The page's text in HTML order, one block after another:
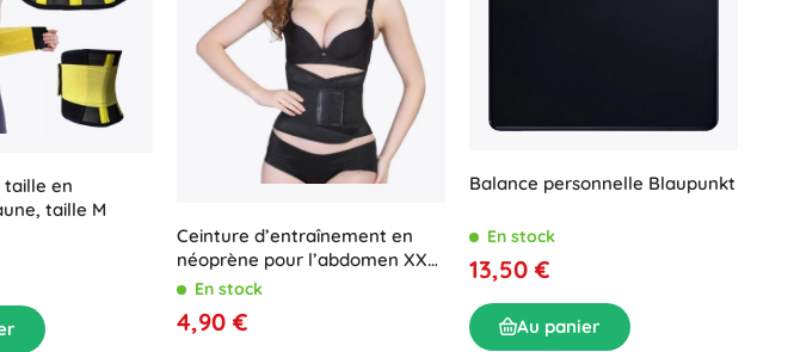
taille en
taille M
Ceinture d’entraînement en
néoprène pour l’abdomen XXL
– noir
En stock
4,90 €
Balance personnelle Blaupunkt
En stock
13,50 €
Au panier